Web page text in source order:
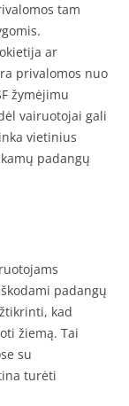
tam
ar
privalomos nuo
žymėjimu
vairuotojai gali
vietinius
padangų
padangų
kad
žiemą. Tai
su
turėti